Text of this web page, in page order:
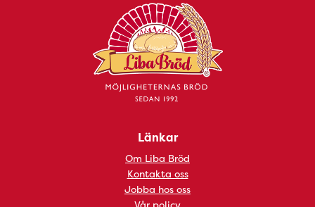
Länkar
Om Liba Bröd
Kontakta oss
Jobba hos oss